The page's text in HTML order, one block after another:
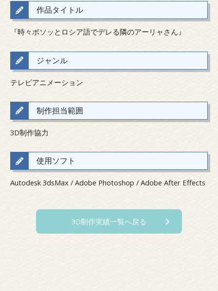
作品タイトル
『時々ボソッとロシア語でデレる隣のアーリャさん』
ジャンル
テレビアニメーション
制作担当範囲
3D制作協力
使用ソフト
Autodesk 3dsMax / Adobe Photoshop / Adobe After Effects
3D制作実績一覧へ戻る